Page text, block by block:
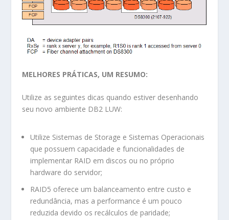
MELHORES PRÁTICAS, UM RESUMO:
Utilize as seguintes dicas quando estiver desenhando
seu novo ambiente DB2 LUW:
Utilize Sistemas de Storage e Sistemas Operacionais
que possuem capacidade e funcionalidades de
implementar RAID em discos ou no próprio
hardware do servidor;
RAID5 oferece um balanceamento entre custo e
redundância, mas a performance é um pouco
reduzida devido os recálculos de paridade;